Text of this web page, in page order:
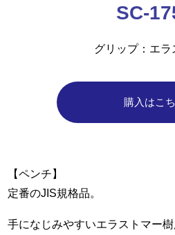
SC-
グリップ エラ
購入はこ
【ペンチ】
定番のJIS規格品。
手になじみやすいエラストマー